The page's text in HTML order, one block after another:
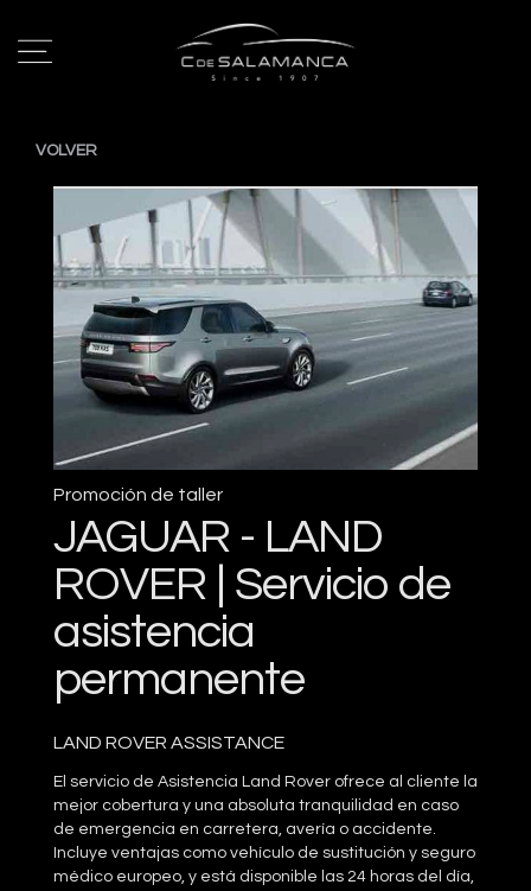
VOLVER
Promoción de taller
JAGUAR - LAND
ROVER | Servicio de
asistencia
permanente
LAND ROVER ASSISTANCE
El servicio de Asistencia Land Rover ofrece al cliente la
mejor cobertura y una absoluta tranquilidad en caso
de emergencia en carretera, avería o accidente.
Incluye ventajas como vehículo de sustitución y seguro
médico europeo, y está disponible las 24 horas del día,